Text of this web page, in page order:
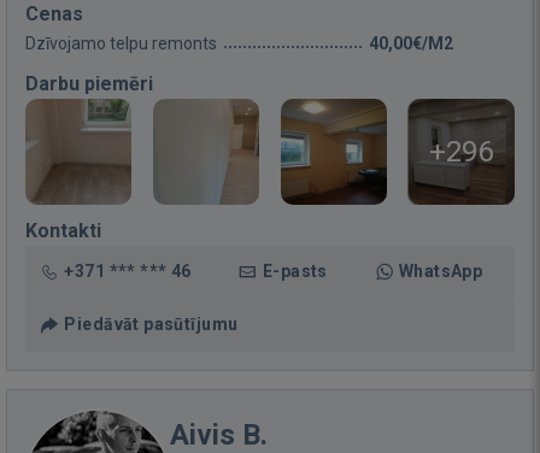
Cenas
Dzīvojamo telpu remonts 40,00€/M2
Darbu piemēri
+296
Kontakti
+371 *** *** 46 E-pasts WhatsApp
Piedāvāt pasūtījumu
Aivis B.